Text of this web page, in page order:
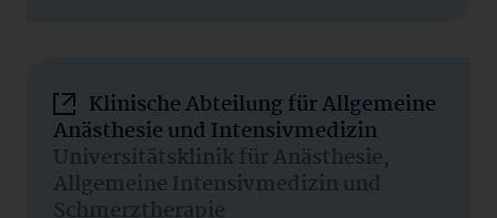
Klinische Abteilung für Allgemeine
Anästhesie und Intensivmedizin
Universitätsklinik für Anästhesie,
Allgemeine Intensivmedizin und
Schmerztherapie